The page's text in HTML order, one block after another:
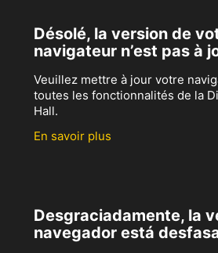
Désolé, la version de
navigateur n’est pas à
Veuillez mettre à jour votre
toutes les fonctionnalités de la
Hall.
En savoir plus
Desgraciadamente, la
navegador está